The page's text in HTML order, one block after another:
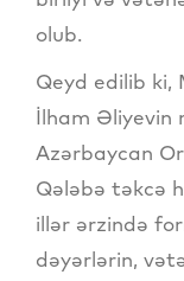
olub.
Qeyd edilib ki,
İlham Əliyevin
Azərbaycan
Qələbə təkcə
illər ərzində
dəyərlərin,